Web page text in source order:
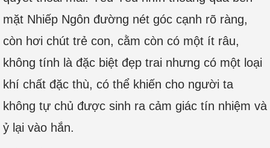
mặt Nhiếp Ngôn đường nét góc cạnh rõ ràng,
còn hơi chút trẻ con, cằm còn có một ít râu,
không tính là đặc biệt đẹp trai nhưng có một loại
khí chất đặc thù, có thể khiến cho người ta
không tự chủ được sinh ra cảm giác tín nhiệm và
ỷ lại vào hắn.